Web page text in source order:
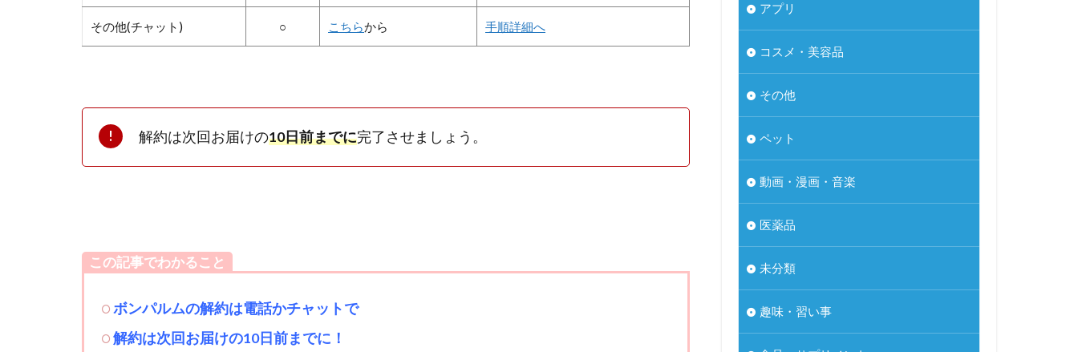
その他(チャット) ○ こちらから 手順詳細へ
解約は次回お届けの10日前までに完了させましょう。
この記事でわかること
ボンパルムの解約は電話かチャットで
解約は次回お届けの10日前までに！
アプリ
コスメ・美容品
その他
ペット
動画・漫画・音楽
医薬品
未分類
趣味・習い事